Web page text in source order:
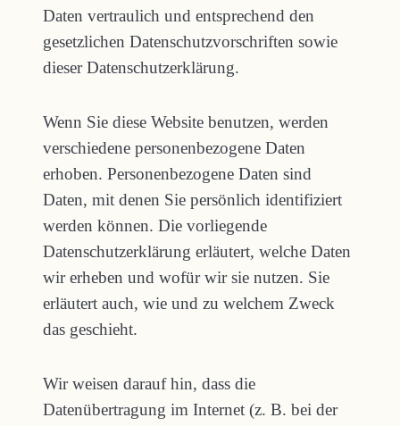
Daten vertraulich und entsprechend den
gesetzlichen Datenschutzvorschriften sowie
dieser Datenschutzerklärung.
Wenn Sie diese Website benutzen, werden
verschiedene personenbezogene Daten
erhoben. Personenbezogene Daten sind
Daten, mit denen Sie persönlich identifiziert
werden können. Die vorliegende
Datenschutzerklärung erläutert, welche Daten
wir erheben und wofür wir sie nutzen. Sie
erläutert auch, wie und zu welchem Zweck
das geschieht.
Wir weisen darauf hin, dass die
Datenübertragung im Internet (z. B. bei der